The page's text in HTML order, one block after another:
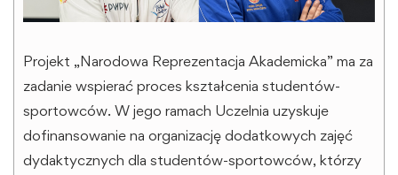
Projekt „Narodowa Reprezentacja Akademicka” ma za
zadanie wspierać proces kształcenia studentów-
sportowców. W jego ramach Uczelnia uzyskuje
dofinansowanie na organizację dodatkowych zajęć
dydaktycznych dla studentów-sportowców, którzy